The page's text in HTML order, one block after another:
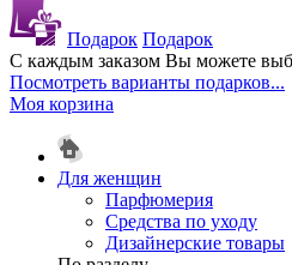
Подарок Подарок
С каждым заказом Вы можете
Посмотреть варианты подарков...
Моя корзина
Для женщин
Парфюмерия
Средства по уходу
Дизайнерские товары